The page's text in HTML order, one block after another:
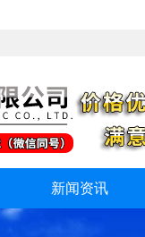
新闻资讯